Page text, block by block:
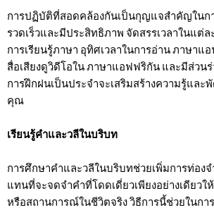
การปฏิบัติที่สอดคล้องกันเป็นกุญแจสำคัญในก
รวดเร็วและมีประสิทธิภาพ จัดสรรเวลาในแต่
การเรียนรู้ภาษา อุทิศเวลาในการอ่าน ภาษา
สื่อเสียงดูวิดีโอใน ภาษาแอฟฟริกัน และมีส่วน
การฝึกฝนเป็นประจำจะเสริมสร้างความรู้แล
คุณ
เรียนรู้คำและวลีในบริบท
การศึกษาคำและวลีในบริบทช่วยเพิ่มการท่องจ
แทนที่จะจดจำคำที่โดดเดี่ยวเพียงอย่างเดียวใ
หรือสถานการณ์ในชีวิตจริง วิธีการนี้ช่วยในกา